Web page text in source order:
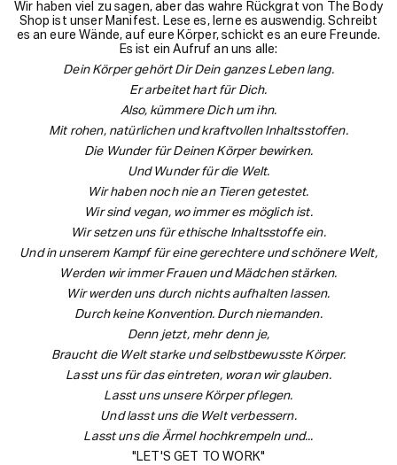
Wir haben viel zu sagen, aber das wahre Rückgrat von The Body
Shop ist unser Manifest. Lese es, lerne es auswendig. Schreibt
es an eure Wände, auf eure Körper, schickt es an eure Freunde.
Es ist ein Aufruf an uns alle:
Dein Körper gehört Dir Dein ganzes Leben lang.
Er arbeitet hart für Dich.
Also, kümmere Dich um ihn.
Mit rohen, natürlichen und kraftvollen Inhaltsstoffen.
Die Wunder für Deinen Körper bewirken.
Und Wunder für die Welt.
Wir haben noch nie an Tieren getestet.
Wir sind vegan, wo immer es möglich ist.
Wir setzen uns für ethische Inhaltsstoffe ein.
Und in unserem Kampf für eine gerechtere und schönere Welt,
Werden wir immer Frauen und Mädchen stärken.
Wir werden uns durch nichts aufhalten lassen.
Durch keine Konvention. Durch niemanden.
Denn jetzt, mehr denn je,
Braucht die Welt starke und selbstbewusste Körper.
Lasst uns für das eintreten, woran wir glauben.
Lasst uns unsere Körper pflegen.
Und lasst uns die Welt verbessern.
Lasst uns die Ärmel hochkrempeln und...
"LET'S GET TO WORK"